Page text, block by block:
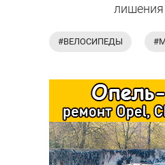
#ВЕЛОСИПЕДЫ